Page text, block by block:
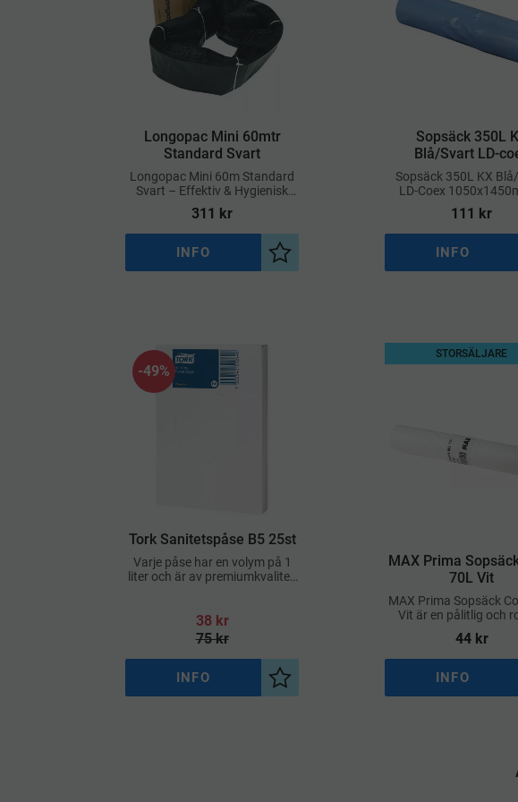
​Longopac Mini 60mtr
Standard Svart
Longopac Mini 60m Standard
Svart – Effektiv & Hygienisk
Avfallshantering
311 kr
Lägg till i önskelista
INFO
​Sopsäck 350L
Blå/Svart LD-
1050x1450mm
Sopsäck 350L KX
LD-Coex
Extra Rymlig &
111 kr
INFO
Tork Sanitetspåse B5 25st
Varje påse har en volym på 1
liter och är av premiumkvalitet,
38kr
75kr
49%
Lägg till i önskelista
INFO
MAX Prima
70L Vit
MAX Prima Sopsäck
Vit är en pålitlig och
teknik för extra styrka
hållbarhet
44kr
STORSÄLJARE
INFO